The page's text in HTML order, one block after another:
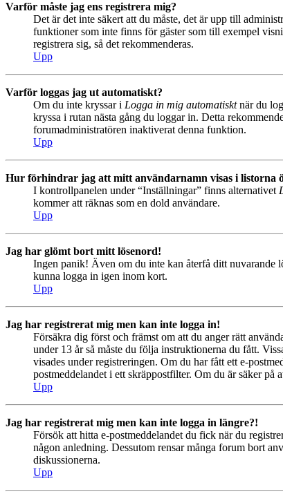
Varför måste jag ens registrera mig?
Det är det inte säkert att du måste, det är upp till
funktioner som inte finns för gäster som till exempel
registrera sig, så det rekommenderas.
Upp
Varför loggas jag ut automatiskt?
Om du inte kryssar i Logga in mig automatisktnär du
kryssa i rutan nästa gång du loggar in. Detta
forumadministratören inaktiverat denna funktion.
Upp
Hur förhindrar jag att mitt användarnamn visas i listorna
I kontrollpanelen under “Inställningar” finns alternativet
kommer att räknas som en dold användare.
Upp
Jag har glömt bort mitt lösenord!
Ingen panik! Även om du inte kan återfå ditt nuvarande
kunna logga in igen inom kort.
Upp
Jag har registrerat mig men kan inte logga in!
Försäkra dig först och främst om att du anger rätt
under 13 år så måste du följa instruktionerna du fått.
visades under registreringen. Om du har fått ett e-
postmeddelandet i ett skräppostfilter. Om du är säker på
Upp
Jag har registrerat mig men kan inte logga in längre?!
Försök att hitta e-postmeddelandet du fick när du
någon anledning. Dessutom rensar många forum bort
diskussionerna.
Upp